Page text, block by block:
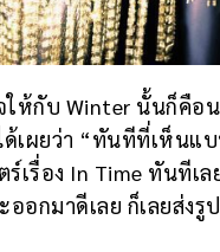
ห้กับ Winter นั้นก็คือน
ด้เผยว่า “ทันทีที่เห็น
เรื่อง In Time ทันทีเ
อกมาดีเลย ก็เลยส่ง